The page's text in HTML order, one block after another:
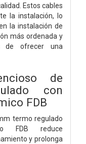
Estos cables
la instalación, lo
la instalación de
más ordenada y
de ofrecer una
de
con
FDB
termo regulado
FDB reduce
y prolonga